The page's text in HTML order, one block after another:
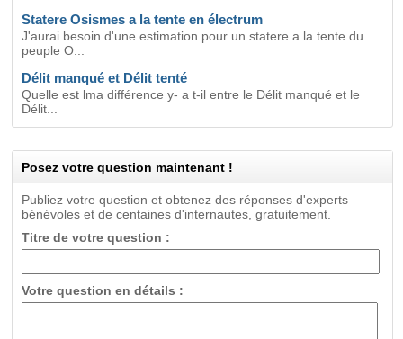
Statere Osismes a la tente en électrum
J'aurai besoin d'une estimation pour un statere a la tente du
peuple O...
Délit manqué et Délit tenté
Quelle est lma différence y- a t-il entre le Délit manqué et le
Délit...
Posez votre question maintenant !
Publiez votre question et obtenez des réponses d'experts
bénévoles et de centaines d'internautes, gratuitement.
Titre de votre question :
Votre question en détails :